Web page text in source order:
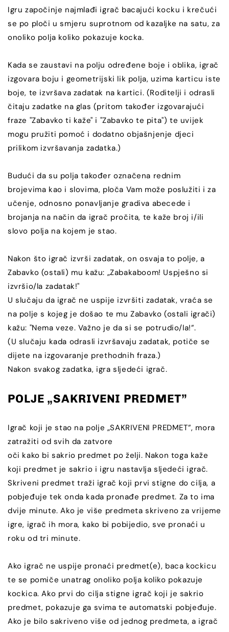
Igru započinje najmlađi igrač bacajući kocku i krečući
se po ploči u smjeru suprotnom od kazaljke na satu, za
onoliko polja koliko pokazuje kocka.
Kada se zaustavi na polju određene boje i oblika, igrač
izgovara boju i geometrijski lik polja, uzima karticu iste
boje, te izvršava zadatak na kartici. (Roditelji i odrasli
čitaju zadatke na glas (pritom također izgovarajući
fraze "Zabavko ti kaže" i "Zabavko te pita") te uvijek
mogu pružiti pomoć i dodatno objašnjenje djeci
prilikom izvršavanja zadatka.)
Budući da su polja također označena rednim
brojevima kao i slovima, ploča Vam može poslužiti i za
učenje, odnosno ponavljanje gradiva abecede i
brojanja na način da igrač pročita, te kaže broj i/ili
slovo polja na kojem je stao.
Nakon što igrač izvrši zadatak, on osvaja to polje, a
Zabavko (ostali) mu kažu: „Zabakaboom! Uspješno si
izvršio/la zadatak!"
U slučaju da igrač ne uspije izvršiti zadatak, vraća se
na polje s kojeg je došao te mu Zabavko (ostali igrači)
kažu: "Nema veze. Važno je da si se potrudio/la!”.
(U slučaju kada odrasli izvršavaju zadatak, potiče se
dijete na izgovaranje prethodnih fraza.)
Nakon svakog zadatka, igra sljedeći igrač.
POLJE „SAKRIVENI PREDMET”
Igrač koji je stao na polje „SAKRIVENI PREDMET”, mora
zatražiti od svih da zatvore
oči kako bi sakrio predmet po želji. Nakon toga kaže
koji predmet je sakrio i igru nastavlja sljedeći igrač.
Skriveni predmet traži igrač koji prvi stigne do cilja, a
pobjeđuje tek onda kada pronađe predmet. Za to ima
dvije minute. Ako je više predmeta skriveno za vrijeme
igre, igrač ih mora, kako bi pobijedio, sve pronaći u
roku od tri minute.
Ako igrač ne uspije pronaći predmet(e), baca kockicu
te se pomiče unatrag onoliko polja koliko pokazuje
kockica. Ako prvi do cilja stigne igrač koji je sakrio
predmet, pokazuje ga svima te automatski pobjeđuje.
Ako je bilo sakriveno više od jednog predmeta, a igrač